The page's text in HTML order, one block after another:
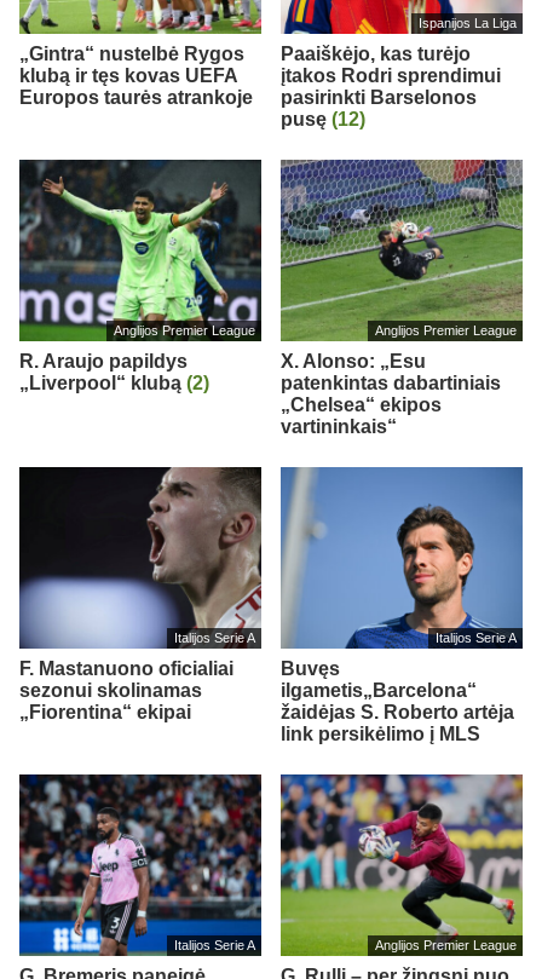
„Gintra“ nustelbė Rygos
klubą ir tęs kovas UEFA
Europos taurės atrankoje
Ispanijos La Liga
Paaiškėjo, kas turėjo
įtakos Rodri sprendimui
pasirinkti Barselonos
pusę (12)
Anglijos Premier League
R. Araujo papildys
„Liverpool“ klubą (2)
Anglijos Premier League
X. Alonso: „Esu
patenkintas dabartiniais
„Chelsea“ ekipos
vartininkais“
Italijos Serie A
F. Mastanuono oficialiai
sezonui skolinamas
„Fiorentina“ ekipai
Italijos Serie A
Buvęs
ilgametis„Barcelona“
žaidėjas S. Roberto artėja
link persikėlimo į MLS
Italijos Serie A Anglijos Premier League